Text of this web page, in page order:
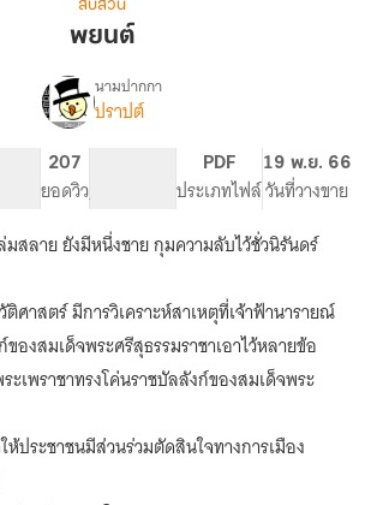
สืบสวน
พยนต์
เรื่อง
นามปากกา
ปราปต์
207
ยอดวิวระดับเนื้อหา
PDF
ประเภทไฟล์
19 พ.ย. 66
วันที่วางขาย
สลาย ยังมีหนึ่งชาย กุมความลับไว้ชั่วนิรันดร์
ศาสตร์ มีการวิเคราะห์สาเหตุที่เจ้าฟ้านารายณ์
องสมเด็จพระศรีสุธรรมราชาเอาไว้หลายข้อ
ะเพราชาทรงโค่นราชบัลลังก์ของสมเด็จพระ
ห้ประชาชนมีส่วนร่วมตัดสินใจทางการเมือง